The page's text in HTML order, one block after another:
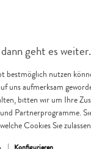
geht es
bestmöglich nutzen
uns aufmerksam
bitten wir um Ihre
Partnerprogramme.
Cookies Sie